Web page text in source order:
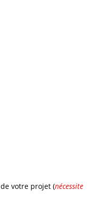
votre projet (nécessite